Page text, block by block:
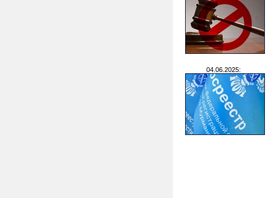
04.06.2025: